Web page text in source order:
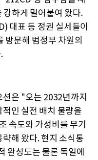
강하게 밀어붙여 왔다.
대표 등 정권 실세들이
방문해 범정부 차원의
은 "오는 2032년까지
인 실전 배치 물량을
속도와 가성비를 무기
해 왔다. 현지 소식통
완성도는 물론 독일에